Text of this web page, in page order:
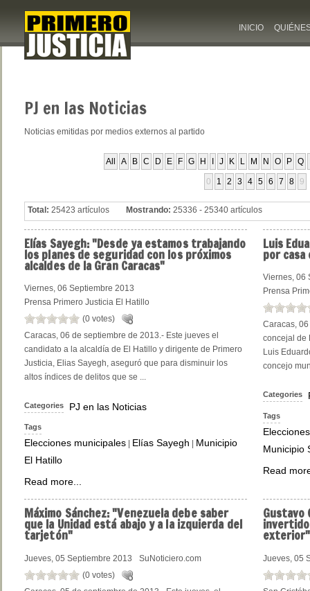
INICIO
PJ en las Noticias
Noticias emitidas por medios externos al partido
All A B C D E F G H J K L M N O P Q
0 1 2 3 4 5 6 7 8 9
Total: 25423 artículos Mostrando: 25336 - 25340 artículos
Elías Sayegh: "Desde ya estamos trabajando
los planes de seguridad con los próximos
alcaldes de la Gran Caracas"
Viernes, 06 Septiembre 2013
Prensa Primero Justicia El Hatillo
(0 votes)
Caracas, 06 de septiembre de 2013.- Este jueves el
candidato a la alcaldía de El Hatillo y dirigente de Primero
Justicia, Elias Sayegh, aseguró que para disminuir los
altos índices de delitos que se ...
Categories PJ en las Noticias
Tags
Elecciones municipales Elías Sayegh
Municipio
El Hatillo
Read more...
Luis
por
Viernes, 06
Prensa
Caracas,
concejal de
Luis
concejo
Categories
Tags
Municipio
Read
Máximo Sánchez: "Venezuela debe saber
que la Unidad está abajo y a la izquierda del
tarjetón"
Jueves, 05 Septiembre 2013
SuNoticiero.com
(0 votes)
Gustavo
exterior"
Jueves, 05